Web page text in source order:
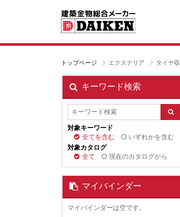
トップページ エクステリア タイヤ
キーワード検索
対象キーワード
全てを含む
いずれかを含む
対象カタログ
全て
現在のカタログから
マイバインダー
マイバインダーは空です。